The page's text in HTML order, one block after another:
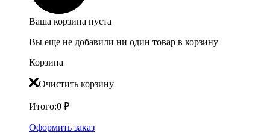
Ваша корзина пуста
Вы еще не добавили ни один товар в корзину
Корзина
Очистить корзину
Итого:0 ₽
Оформить заказ